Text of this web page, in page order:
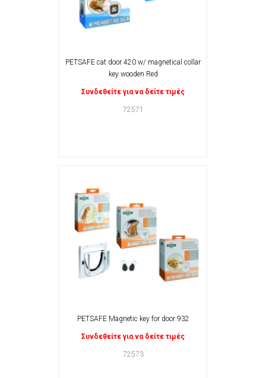
PETSAFE cat door 420 w/ magnetical collar
key wooden Red
Συνδεθείτε για να δείτε τιμές
72571
PETSAFE Magnetic key for door 932
Συνδεθείτε για να δείτε τιμές
72573